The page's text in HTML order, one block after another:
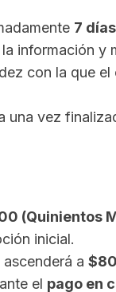
7
información y
con la que
una vez
(Quinientos
inicial.
a
el pago en